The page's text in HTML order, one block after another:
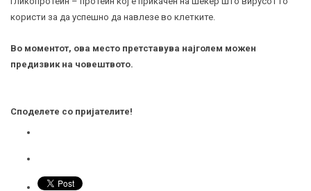
користи за да успешно да навлезе во клетките.
Во моментот, ова место претставува најголем можен
предизвик на човештвото.
Споделете со пријателите!